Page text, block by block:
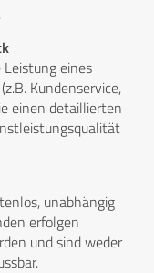
eines
Kundenservice,
einen detaillierten
unabhängig
erfolgen
und sind weder